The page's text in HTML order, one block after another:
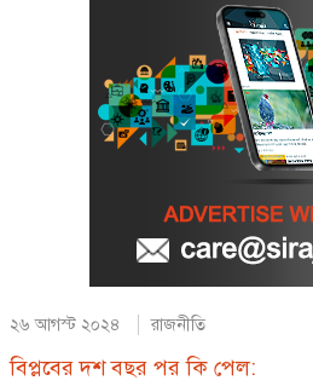
২৬ আগস্ট ২০২৪ রাজনীতি
বিপ্লবের দশ বছর পর কি পেল: